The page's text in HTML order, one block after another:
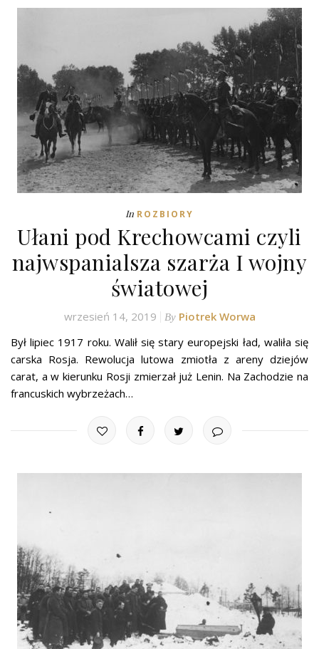
In ROZBIORY
Ułani pod Krechowcami czyli
najwspanialsza szarża I wojny
światowej
wrzesień 14, 2019 By Piotrek Worwa
Był lipiec 1917 roku. Walił się stary europejski ład, waliła się
carska Rosja. Rewolucja lutowa zmiotła z areny dziejów
carat, a w kierunku Rosji zmierzał już Lenin. Na Zachodzie na
francuskich wybrzeżach…